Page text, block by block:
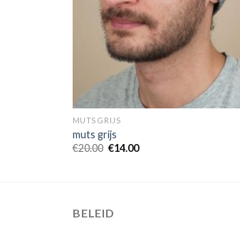
MUTS GRIJS
muts grijs
€20.00 €14.00
BELEID